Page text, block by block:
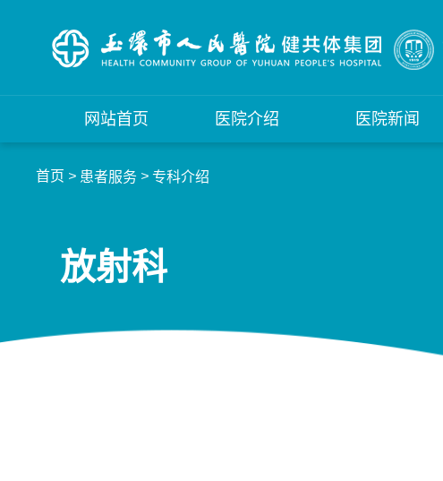
网站首页 医院介绍 医院新闻
首页 > 患者服务 > 专科介绍
放射科